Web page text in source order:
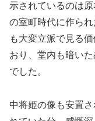
示されているのは
の室町時代に作ら
も大変立派で見る
おり、堂内も暗い
でした。
中将姫の像も安置